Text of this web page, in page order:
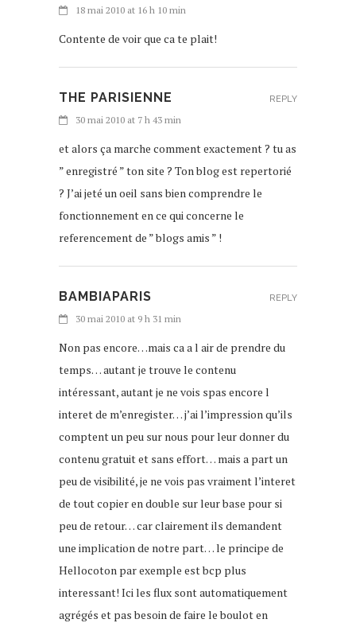
18 mai 2010 at 16 h 10 min
Contente de voir que ca te plait!
THE PARISIENNE
30 mai 2010 at 7 h 43 min
et alors ça marche comment exactement ? tu as
” enregistré ” ton site ? Ton blog est repertorié
? J’ai jeté un oeil sans bien comprendre le
fonctionnement en ce qui concerne le
referencement de ” blogs amis ” !
REPLY
BAMBIAPARIS
30 mai 2010 at 9 h 31 min
Non pas encore…mais ca a l air de prendre du
temps… autant je trouve le contenu
intéressant, autant je ne vois spas encore l
interet de m’enregister… j’ai l’impression qu’ils
comptent un peu sur nous pour leur donner du
contenu gratuit et sans effort… mais a part un
peu de visibilité, je ne vois pas vraiment l’interet
de tout copier en double sur leur base pour si
peu de retour… car clairement ils demandent
une implication de notre part… le principe de
Hellocoton par exemple est bcp plus
interessant! Ici les flux sont automatiquement
agrégés et pas besoin de faire le boulot en
REPLY